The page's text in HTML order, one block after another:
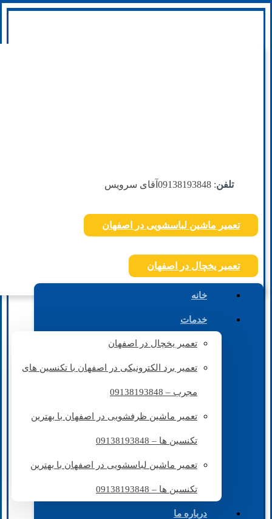
تلفن: 09138193848 آقای سرویس
تعمیر ماشین لباسشویی در اصفهان
تعمیر یخچال در اصفهان
خانه
خدمات
تعمیر یخچال در اصفهان
تعمیر برد الکترونیکی در اصفهان با تکنسین های
مجرب – 09138193848
تعمیر ماشین ظرفشویی در اصفهان با بهترین
تکنسین ها – 09138193848
تعمیر ماشین لباسشویی در اصفهان با بهترین
تکنسین ها – 09138193848
درباره ما